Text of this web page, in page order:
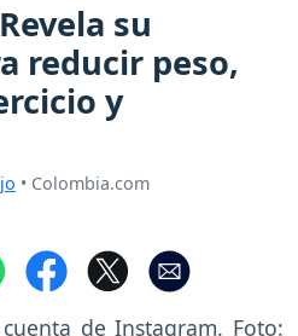
su
reducir peso,
y
• Colombia.com